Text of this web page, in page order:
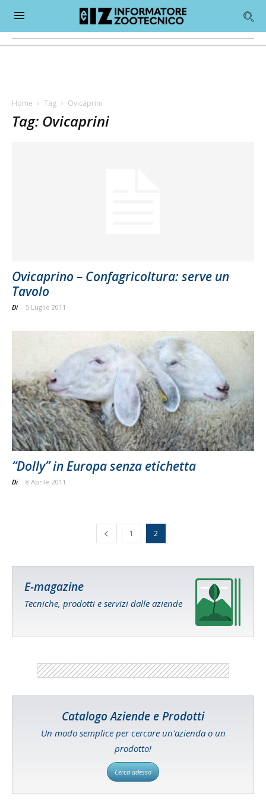
Home Tag Ovicaprini
Tag: Ovicaprini
Ovicaprino – Confagricoltura: serve un
Tavolo
Di - 5 Luglio 2011
“Dolly” in Europa senza etichetta
Di - 8 Aprile 2011
1 2
E-magazine
Tecniche, prodotti e servizi dalle aziende
Catalogo Aziende e Prodotti
Un modo semplice per cercare un'azienda o un
prodotto!
Cerca adesso